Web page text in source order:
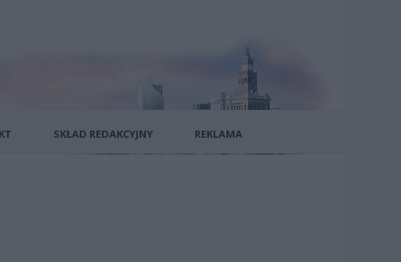
SKŁAD REDAKCYJNY REKLAMA